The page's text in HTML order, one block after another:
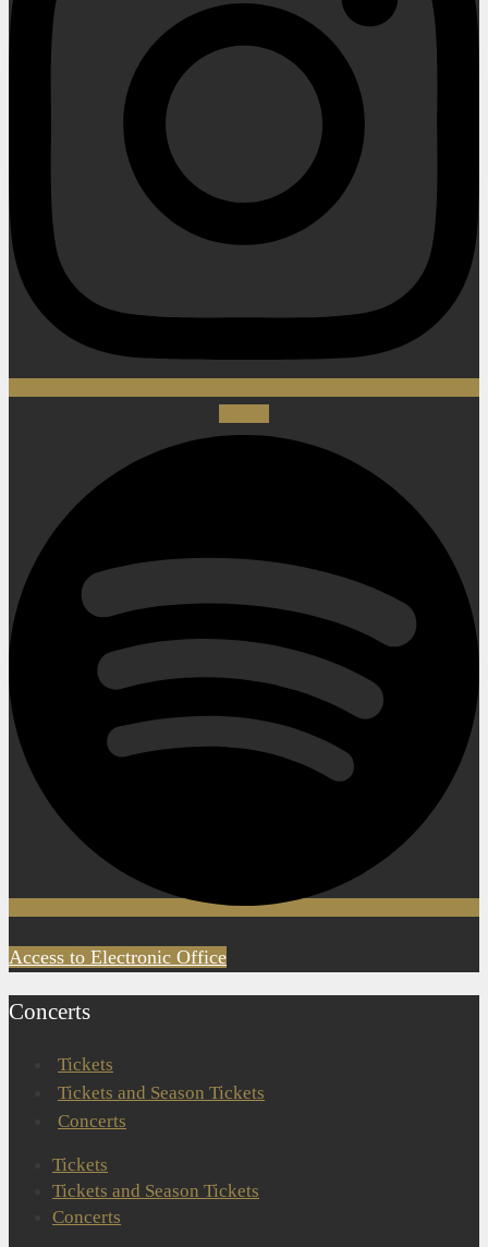
Access to Electronic Office
Concerts
Tickets
Tickets and Season Tickets
Concerts
Tickets
Tickets and Season Tickets
Concerts